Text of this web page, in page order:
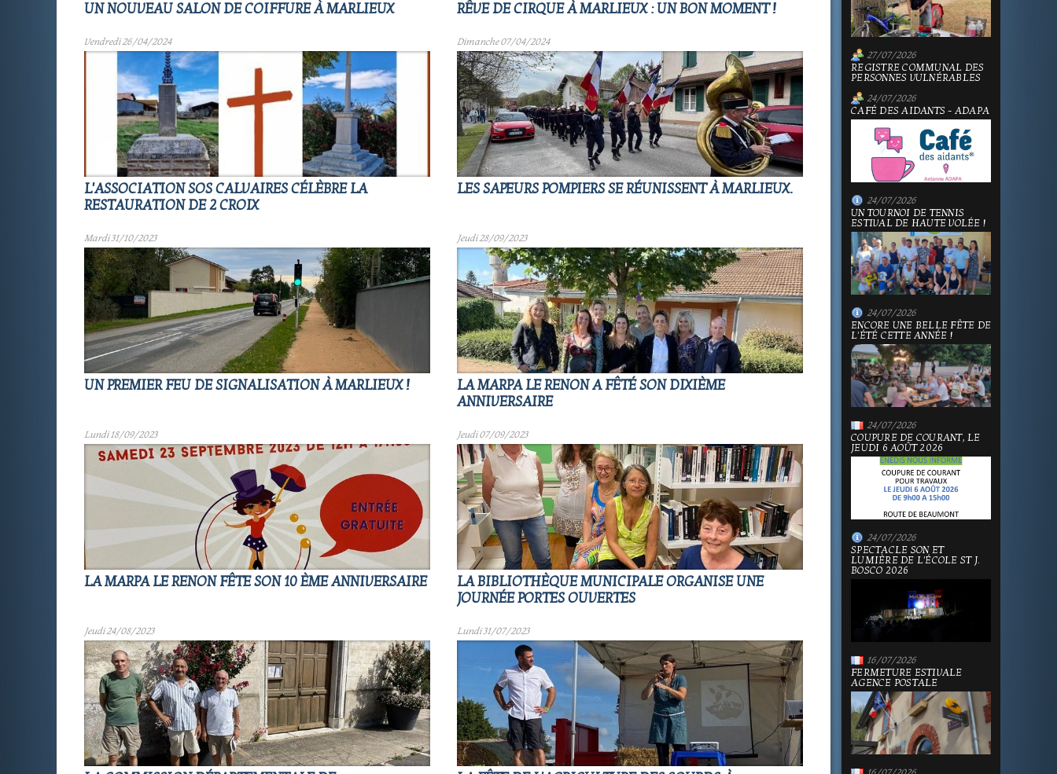
UN NOUVEAU SALON DE COIFFURE À MARLIEUX RÊVE DE CIRQUE À MARLIEUX : UN BON MOMENT !
Vendredi 26/04/2024
L'ASSOCIATION SOS CALVAIRES CÉLÈBRE LA
RESTAURATION DE 2 CROIX
Dimanche 07/04/2024
LES SAPEURS POMPIERS SE RÉUNISSENT À MARLIEUX.
Mardi 31/10/2023
UN PREMIER FEU DE SIGNALISATION À MARLIEUX !
Jeudi 28/09/2023
LA MARPA LE RENON A FÊTÉ SON DIXIÈME
ANNIVERSAIRE
Lundi 18/09/2023
LA MARPA LE RENON FÊTE SON 10 ÈME ANNIVERSAIRE
Jeudi 07/09/2023
LA BIBLIOTHÈQUE MUNICIPALE ORGANISE UNE
JOURNÉE PORTES OUVERTES
Jeudi 24/08/2023 Lundi 31/07/2023
27/07/2026
REGISTRE COMMUNAL DES
PERSONNES VULNÉRABLES
24/07/2026
CAFÉ DES AIDANTS - ADAPA
24/07/2026
UN TOURNOI DE TENNIS
ESTIVAL DE HAUTE VOLÉE !
24/07/2026
ENCORE UNE BELLE FÊTE DE
L'ÉTÉ CETTE ANNÉE !
24/07/2026
COUPURE DE COURANT, LE
JEUDI 6 AOÛT 2026
24/07/2026
SPECTACLE SON ET
LUMIÈRE DE L'ÉCOLE ST J.
BOSCO 2026
16/07/2026
FERMETURE ESTIVALE
AGENCE POSTALE